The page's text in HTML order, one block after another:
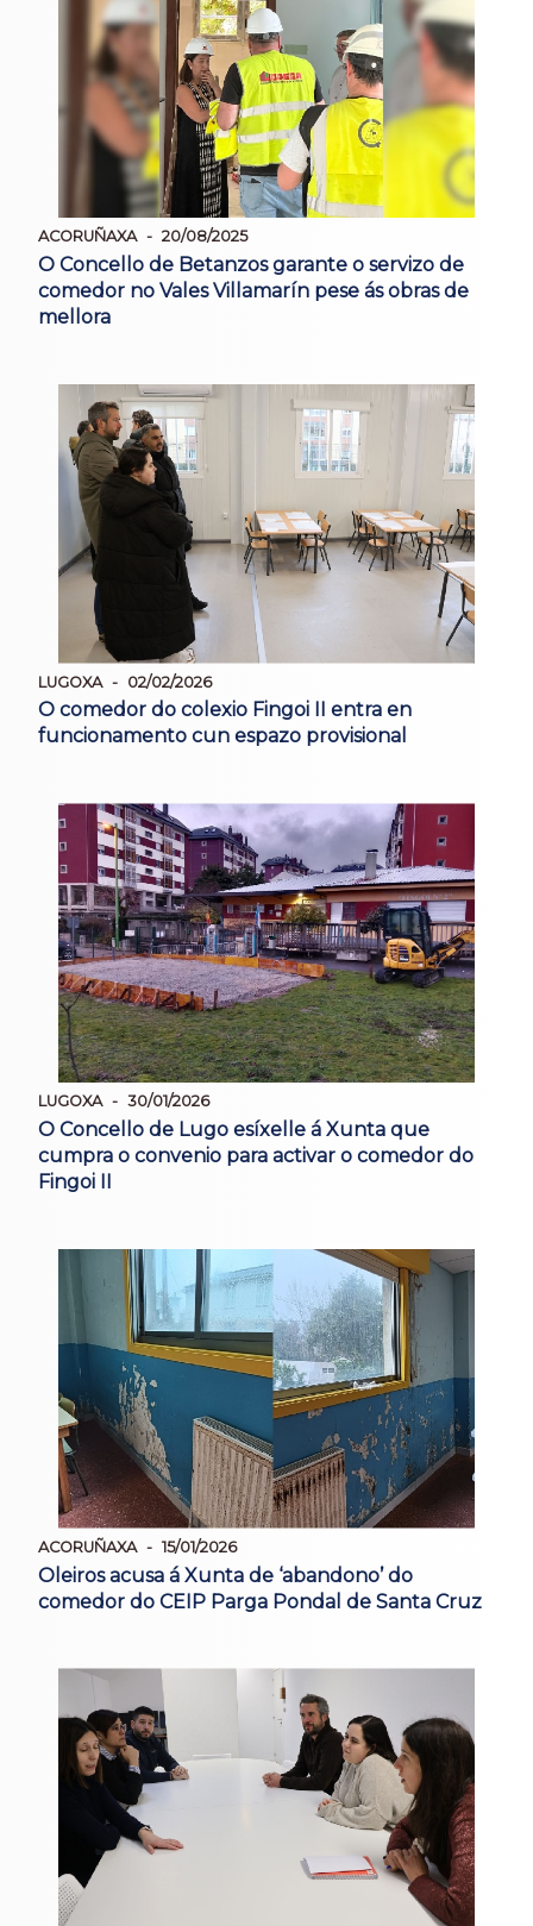
ACORUÑAXA 20/08/2025
O Concello de Betanzos garante o servizo de
comedor no Vales Villamarín pese ás obras de
mellora
LUGOXA 02/02/2026
O comedor do colexio Fingoi II entra en
funcionamento cun espazo provisional
LUGOXA 30/01/2026
O Concello de Lugo esíxelle á Xunta que
cumpra o convenio para activar o comedor do
Fingoi II
ACORUÑAXA 15/01/2026
Oleiros acusa á Xunta de ‘abandono’ do
comedor do CEIP Parga Pondal de Santa Cruz